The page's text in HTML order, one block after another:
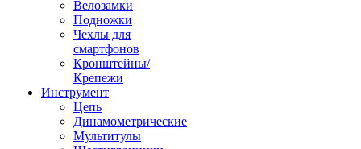
Велозамки
Подножки
Чехлы для
смартфонов
Кронштейны/
Крепежи
Инструмент
Цепь
Динамометрические
Мультитулы